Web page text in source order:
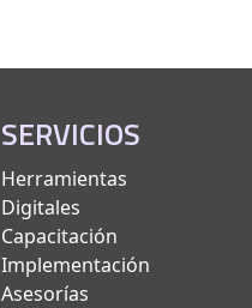
SERVICIOS
Herramientas
Digitales
Capacitación
Implementación
Asesorías